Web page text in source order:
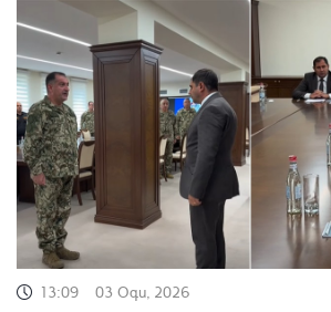
13:09 03 Օգս, 2026